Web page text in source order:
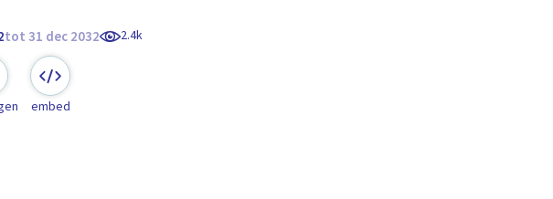
tot 31 dec 2032 2.4k
embed